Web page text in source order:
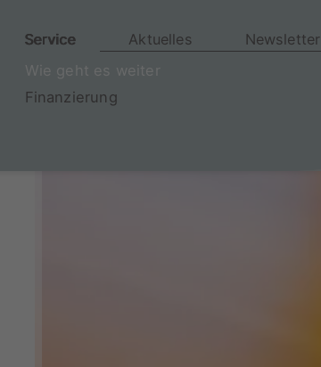
Service Aktuelles Newsletter
Wie geht es weiter
Finanzierung